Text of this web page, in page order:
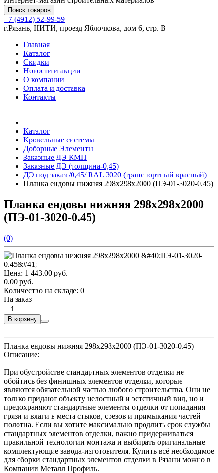
Поиск товаров
+7 (4912) 52-99-59
г.Рязань, НИТИ, проезд Яблочкова, дом 6, стр. В
Главная
Каталог
Скидки
Новости и акции
О компании
Оплата и доставка
Контакты
Каталог
Кровельные системы
Доборные Элементы
Заказные ДЭ КМП
Заказные ДЭ (толщина-0,45)
ДЭ под заказ /0,45/ RAL 3020 (транспортный красный)
Планка ендовы нижняя 298х298х2000 (ПЭ-01-3020-0.45)
Планка ендовы нижняя 298х298х2000
(ПЭ-01-3020-0.45)
(0)
Цена: 1 443.00 руб.
0.00 руб.
Количество на складе: 0
На заказ
В корзину
Планка ендовы нижняя 298х298х2000 (ПЭ-01-3020-0.45)
Описание:
При обустройстве стандартных элементов отделки не
обойтись без финишных элементов отделки, которые
являются обязательной частью любого строительства. Они не
только придают объекту целостный и эстетичный вид, но и
предохраняют стандартные элементы отделки от попадания
грязи и влаги в места стыков, срезов и примыкания частей
полотна. Если вы хотите максимально продлить срок службы
стандартных элементов отделки, важно придерживаться
правильной технологии монтажа и выбирать оригинальные
комплектующие завода-изготовителя. Купить всё необходимое
для сборки стандартных элементов отделки в Рязани можно в
Компании Металл Профиль.